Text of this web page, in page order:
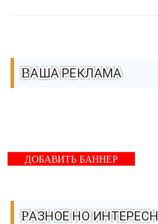
ВАША РЕКЛАМА
ДОБАВИТЬ БАННЕР
РАЗНОЕ НО